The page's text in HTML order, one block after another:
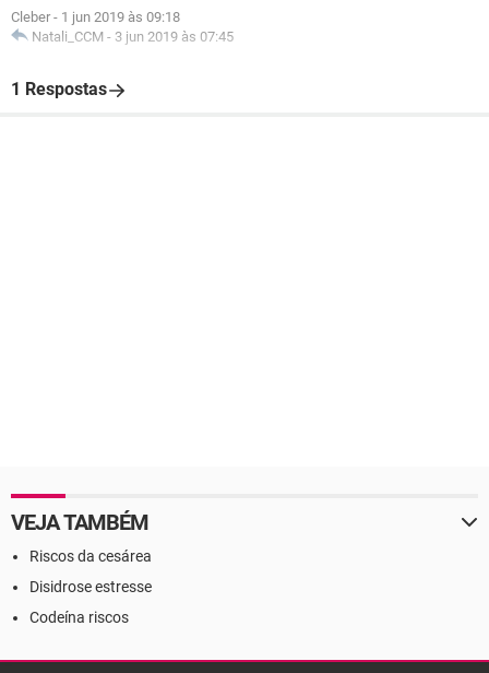
Cleber - 1 jun 2019 às 09:18
Natali_CCM - 3 jun 2019 às 07:45
1 Respostas
VEJA TAMBÉM
Riscos da cesárea
Disidrose estresse
Codeína riscos